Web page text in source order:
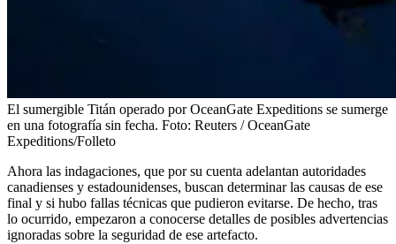
El sumergible Titán operado por OceanGate Expeditions se sumerge
en una fotografía sin fecha. Foto: Reuters / OceanGate
Expeditions/Folleto
Ahora las indagaciones, que por su cuenta adelantan autoridades
canadienses y estadounidenses, buscan determinar las causas de ese
final y si hubo fallas técnicas que pudieron evitarse. De hecho, tras
lo ocurrido, empezaron a conocerse detalles de posibles advertencias
ignoradas sobre la seguridad de ese artefacto.